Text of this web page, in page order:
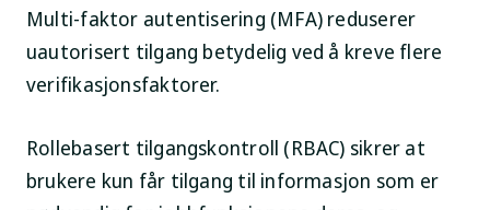
Multi-faktor autentisering (MFA) reduserer
uautorisert tilgang betydelig ved å kreve flere
verifikasjonsfaktorer.
Rollebasert tilgangskontroll (RBAC) sikrer at
brukere kun får tilgang til informasjon som er